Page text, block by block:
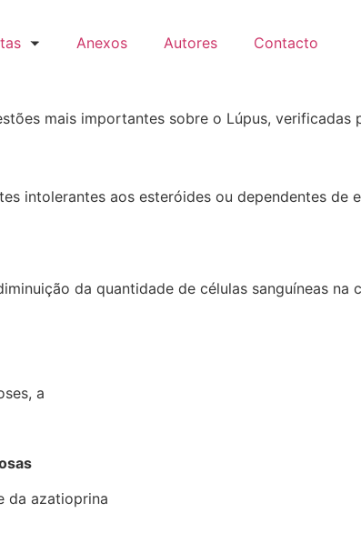
Anexos Autores Contacto
mais importantes sobre o Lúpus, verificadas
intolerantes aos esteróides ou dependentes
da quantidade de células sanguíneas na
a
da azatioprina